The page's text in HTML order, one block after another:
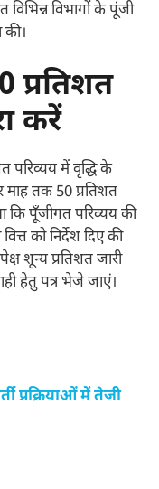
विभिन्न विभागों के पूंजी
प्रतिशत
करें
परिव्यय में वृद्धि के
माह तक 50 प्रतिशत
कि पूँजीगत परिव्यय की
को निर्देश दिए की
शून्य प्रतिशत जारी
हेतु पत्र भेजे जाएं।
प्रक्रियाओं में तेजी